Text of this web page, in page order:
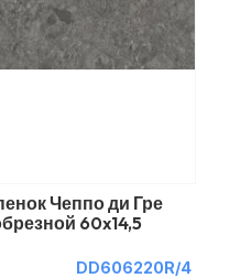
Чеппо ди Гре
60x14,5
DD606220R/4